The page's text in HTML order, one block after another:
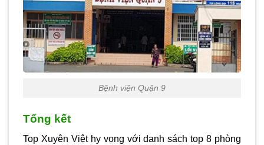
Bệnh viện Quận 9
Tổng kết
Top Xuyên Việt hy vọng với danh sách top 8 phòng